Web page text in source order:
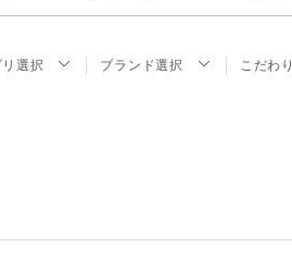
選択 ブランド選択 こだわ